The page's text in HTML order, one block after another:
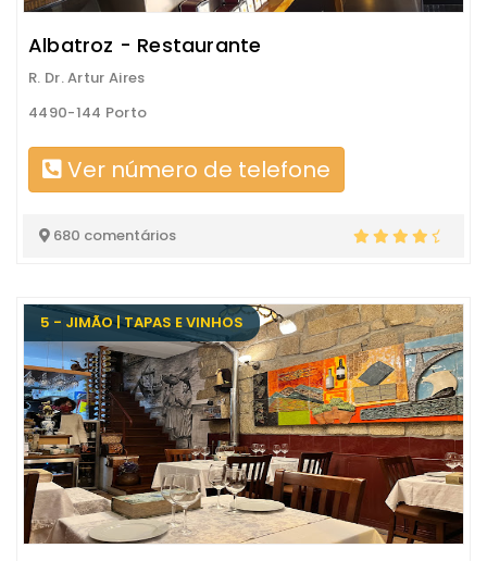
Albatroz - Restaurante
R. Dr. Artur Aires
4490-144 Porto
Ver número de telefone
680 comentários
5 - JIMÃO | TAPAS E VINHOS